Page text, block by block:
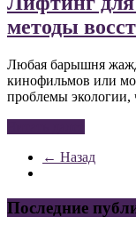
методы
Любая барышня
кинофильмов или
проблемы экологии,
← Назад
Последние